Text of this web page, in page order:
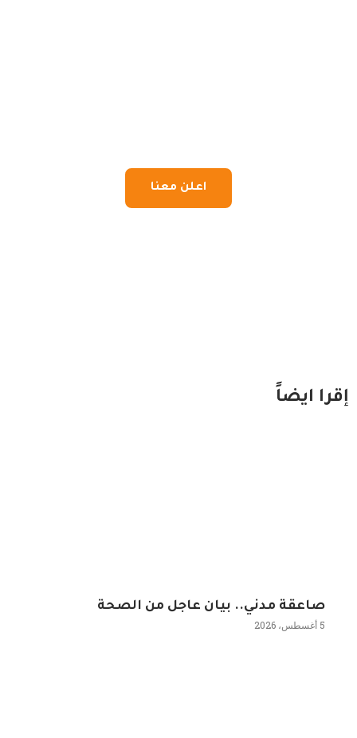
اعلن معنا
إقرا ايضاً
صاعقة مدني.. بيان عاجل من الصحة
5 أغسطس، 2026